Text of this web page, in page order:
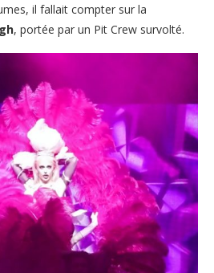
il fallait compter sur la
, portée par un Pit Crew survolté.